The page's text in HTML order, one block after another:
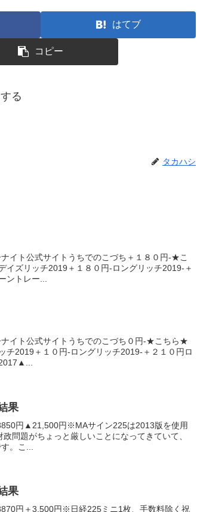
はてブ
コピー
る
タカハシ
イト公式サイトうちでのこづち＋１８０円-★こ
ズリッチ2019＋１８０円-ロングリッチ2019-＋
ントレー...
イト公式サイトうちでのこづち０円-★こちら★
2019＋１０円-ロングリッチ2019-＋２１０円ロ
果
円▲21,500円※MAサイン225は2013版を使用
問題がちょっと厳しいことになってきていて、
。こ...
果
円＋3,500円※日経225ミニ1枚、手数料除く祝